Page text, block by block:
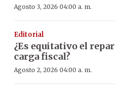
Agosto 3, 2026 04:00 a. m.
Editorial
¿Es equitativo el
carga fiscal?
Agosto 2, 2026 04:00 a. m.